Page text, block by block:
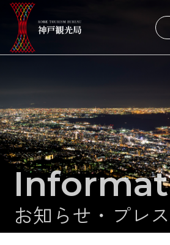
お知らせ・プレ